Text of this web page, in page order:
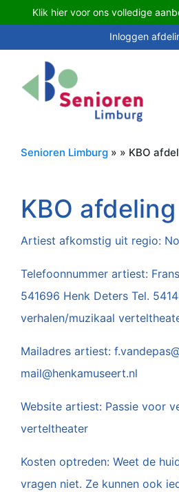
Klik hier voor ons volledige
Inloggen
Senioren Limburg » » KBO
KBO
Artiest afkomstig uit regio:
Telefoonnummer artiest:
541696 Henk Deters Tel.
verhalen/muzikaal
Mailadres artiest:
mail@henkamuseert.nl
Website artiest: Passie voor
verteltheater
Kosten optreden: Weet de
vragen niet. Ze kunnen ook